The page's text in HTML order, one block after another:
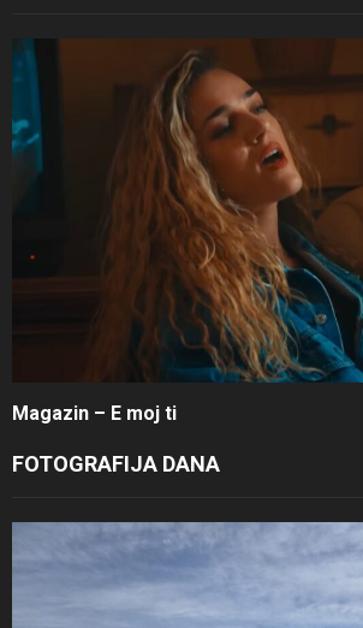
Magazin – E moj ti
FOTOGRAFIJA DANA